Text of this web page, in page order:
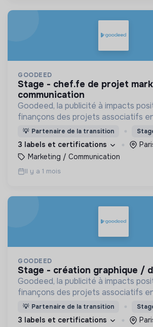
GOODEED
stage - chef.fe de projet marketing &
communication
Goodeed, la publicité à impacts
finançons des projets associatifs
les budgets médias des annonceurs.
💡 Partenaire de la transition
3 labels et certifications
Marketing / Communication
Il y a 1 mois
GOODEED
stage - création graphique /
Goodeed, la publicité à impacts
finançons des projets associatifs
les budgets médias des annonceurs.
💡 Partenaire de la transition
3 labels et certifications